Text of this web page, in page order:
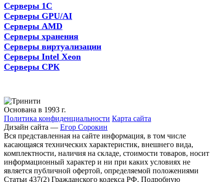
Серверы 1С
Серверы GPU/AI
Серверы AMD
Серверы хранения
Серверы виртуализации
Серверы Intel Xeon
Серверы СРК
Основана в 1993 г.
Политика конфиденциальности Карта сайта
Дизайн сайта — Егор Сорокин
Вся представленная на сайте информация, в том числе
касающаяся технических характеристик, внешнего вида,
комплектности, наличия на складе, стоимости товаров, носит
информационный характер и ни при каких условиях не
является публичной офертой, определяемой положениями
Статьи 437(2) Гражданского кодекса РФ. Подробную